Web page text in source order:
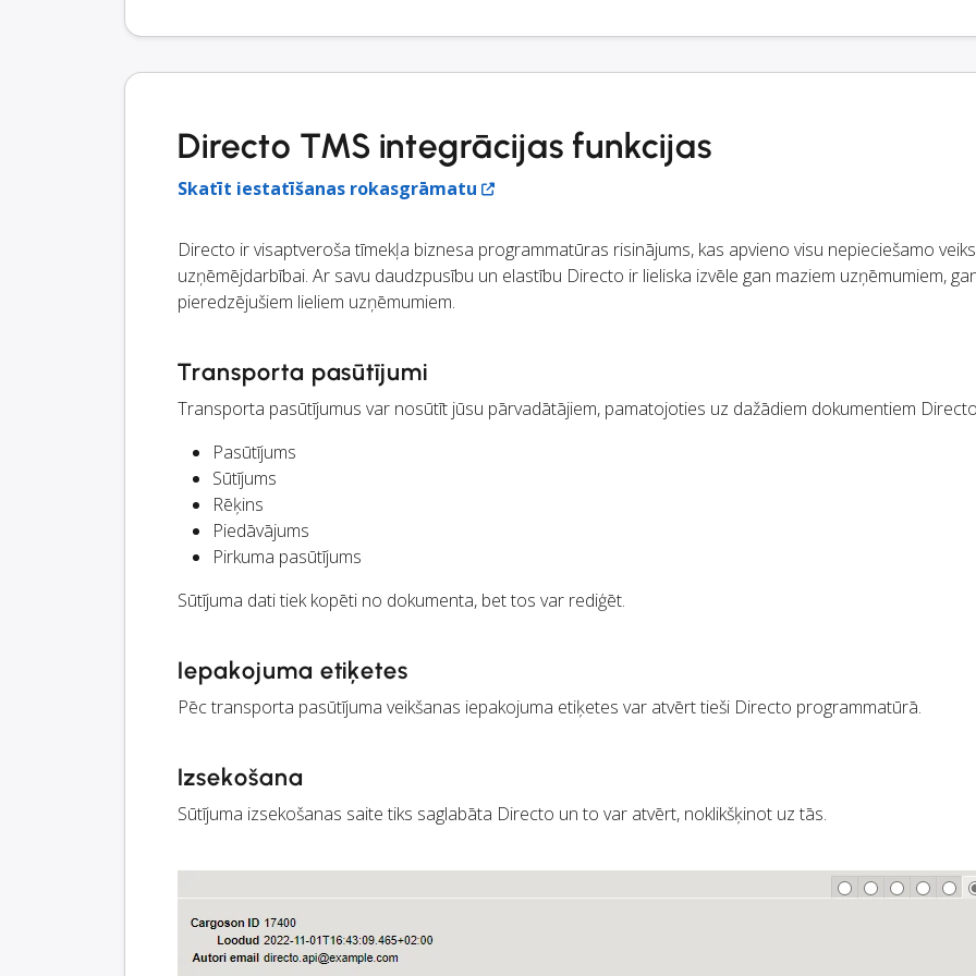
Directo TMS integrācijas funkcijas
Skatīt iestatīšanas rokasgrāmatu
Directo ir visaptveroša tīmekļa biznesa programmatūras risinājums, kas apvieno visu nepieciešamo
uzņēmējdarbībai. Ar savu daudzpusību un elastību Directo ir lieliska izvēle gan maziem uzņēmumiem,
pieredzējušiem lieliem uzņēmumiem.
Transporta pasūtījumi
Transporta pasūtījumus var nosūtīt jūsu pārvadātājiem, pamatojoties uz dažādiem dokumentiem
Pasūtījums
Sūtījums
Rēķins
Piedāvājums
Pirkuma pasūtījums
Sūtījuma dati tiek kopēti no dokumenta, bet tos var rediģēt.
Iepakojuma etiķetes
Pēc transporta pasūtījuma veikšanas iepakojuma etiķetes var atvērt tieši Directo programmatūrā.
Izsekošana
Sūtījuma izsekošanas saite tiks saglabāta Directo un to var atvērt, noklikšķinot uz tās.